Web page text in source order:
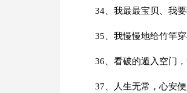
34、我最最宝贝、我
35、我慢慢地给竹竿
36、看破的遁入空门，
37、人生无常，心安